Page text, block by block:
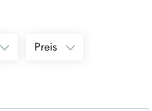
Preis